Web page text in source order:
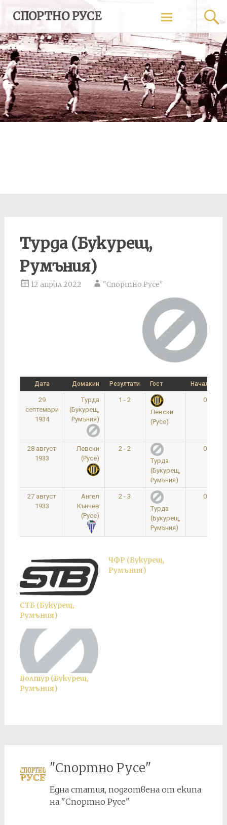
content
СПОРТНО РУСЕ
Турда (Букурещ,
Румъния)
12 април 2022 "Спортно Русе"
Дата Домакин Резултати Гост Начален
29
септември
1934
Турда
(Букурещ,
Румъния)
1 - 2
Левски
(Русе)
0:00
28 август
1933
Левски
(Русе)
2 - 2
Турда
(Букурещ,
Румъния)
0:00
27 август
1933
Ангел
Кънчев
(Русе)
2 - 3
Турда
(Букурещ,
Румъния)
0:00
СТБ (Букурещ,
Румъния)
ЧФР (Букурещ,
Румъния)
Волтур (Букурещ,
Румъния)
"Спортно Русе"
Една статия, подготвена от екипа
на "Спортно Русе"